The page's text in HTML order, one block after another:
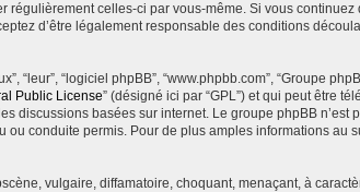
celles-ci par vous-même. Si vous continuez
d’être légalement responsable des conditions
“leur”, “logiciel phpBB”, “www.phpbb.com”, “Groupe
Public License” (désigné ici par “GPL”) et qui peut être
discussions basées sur internet. Le groupe phpBB n’est
ou conduite permis. Pour de plus amples informations au
vulgaire, diffamatoire, choquant, menaçant, à